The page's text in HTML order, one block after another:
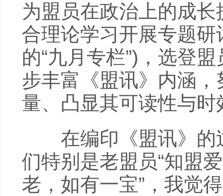
为盟员在政治上的成
合理论学习开展专题
的“九月专栏”)，选登
步丰富《盟讯》内涵
量、凸显其可读性与时
在编印《盟讯》的
们特别是老盟员“知盟
老，如有一宝”，我觉